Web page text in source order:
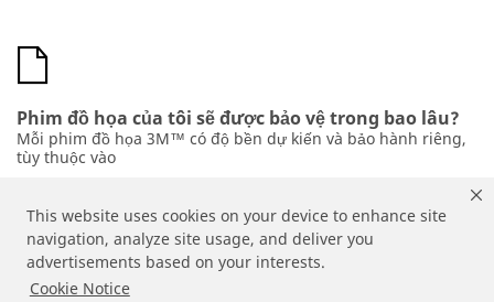
This website uses cookies on your device to enhance site
navigation, analyze site usage, and deliver you
advertisements based on your interests.
Cookie Notice
Phim đồ họa của tôi sẽ được bảo vệ trong bao lâu?
Mỗi phim đồ họa 3M™ có độ bền dự kiến và bảo hành riêng,
tùy thuộc vào